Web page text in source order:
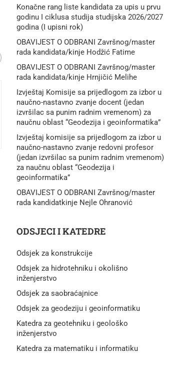
Konačne rang liste kandidata za upis u prvu
godinu I ciklusa studija studijska 2026/2027
godina (I upisni rok)
OBAVIJEST O ODBRANI Završnog/master
rada kandidata/kinje Hodžić Fatime
OBAVIJEST O ODBRANI Završnog/master
rada kandidata/kinje Hrnjičić Melihe
Izvještaj Komisije sa prijedlogom za izbor u
naučno-nastavno zvanje docent (jedan
izvršilac sa punim radnim vremenom) za
naučnu oblast “Geodezija i geoinformatika”
Izvještaj komisije sa prijedlogom za izbor u
naučno-nastavno zvanje redovni profesor
(jedan izvršilac sa punim radnim vremenom)
za naučnu oblast “Geodezija i
geoinformatika”
OBAVIJEST O ODBRANI Završnog/master
rada kandidatkinje Nejle Ohranović
ODSJECI I KATEDRE
Odsjek za konstrukcije
Odsjek za hidrotehniku i okolišno
inženjerstvo
Odsjek za saobraćajnice
Odsjek za geodeziju i geoinformatiku
Katedra za geotehniku i geološko
inženjerstvo
Katedra za matematiku i informatiku